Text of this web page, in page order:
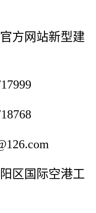
方网站新型建
区国际空港工